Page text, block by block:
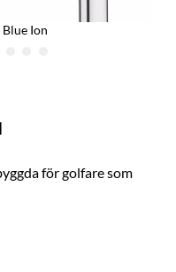
Ion
för golfare som